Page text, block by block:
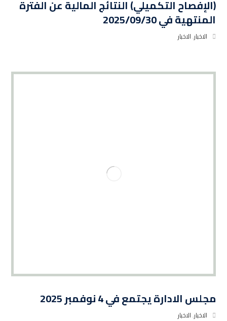
(الإفصاح التكميلي) النتائج المالية عن الفترة
المنتهية في 2025/09/30
الاخبار,الاخبار
مجلس الادارة يجتمع في 4 نوفمبر 2025
الاخبار,الاخبار